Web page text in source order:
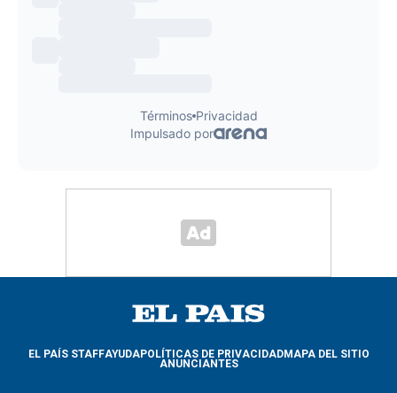
EL PAÍS STAFFAYUDAPOLÍTICAS DE PRIVACIDADMAPA DEL SITIO
ANUNCIANTES